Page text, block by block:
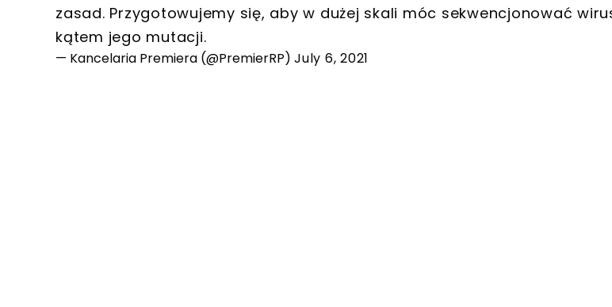
zasad. Przygotowujemy się, aby w dużej skali móc sekwencjonować
kątem jego mutacji.
— Kancelaria Premiera (@PremierRP) July 6, 2021